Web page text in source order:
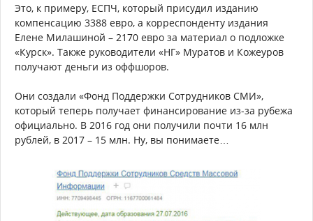
Это, к примеру, ЕСПЧ, который присудил изданию
компенсацию 3388 евро, а корреспонденту издания
Елене Милашиной – 2170 евро за материал о подложке
«Курск». Также руководители «НГ» Муратов и Кожеуров
получают деньги из оффшоров.
Они создали «Фонд Поддержки Сотрудников СМИ»,
который теперь получает финансирование из-за рубежа
официально. В 2016 год они получили почти 16 млн
рублей, в 2017 – 15 млн. Ну, вы понимаете…